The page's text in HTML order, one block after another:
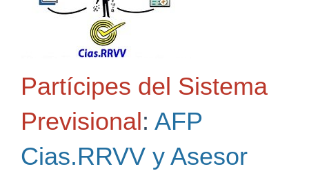
Partícipes del Sistema
Previsional: AFP
Cias.RRVV y Asesor